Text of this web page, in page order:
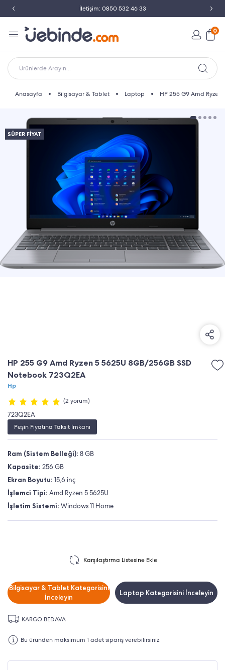
İletişim: 0850 532 46 33
0
Ürünlerde Arayın...
Anasayfa Bilgisayar & Tablet Laptop HP 255 G9 Amd
SÜPER FİYAT
HP 255 G9 Amd Ryzen 5 5625U 8GB/256GB SSD
Notebook 723Q2EA
Hp
(2 yorum)
723Q2EA
Peşin Fiyatına Taksit İmkanı
Ram (Sistem Belleği): 8 GB
Kapasite: 256 GB
Ekran Boyutu: 15,6 inç
İşlemci Tipi: Amd Ryzen 5 5625U
İşletim Sistemi: Windows 11 Home
Karşılaştırma Listesine Ekle
Bilgisayar & Tablet Kategorisini
İnceleyin
Laptop Kategorisini İnceleyin
KARGO BEDAVA
Bu üründen maksimum 1 adet sipariş verebilirsiniz